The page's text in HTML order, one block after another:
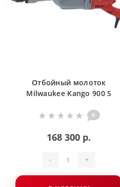
Отбойный молоток
Milwaukee Kango 900 S
0
168 300 р.
- +